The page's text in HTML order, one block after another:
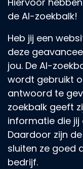
de AI-zoekbalk!
Heb jij een
deze
jou. De AI-
wordt gebruikt
antwoord te
zoekbalk geeft
informatie die
Daardoor zijn
sluiten ze goed
bedrijf.